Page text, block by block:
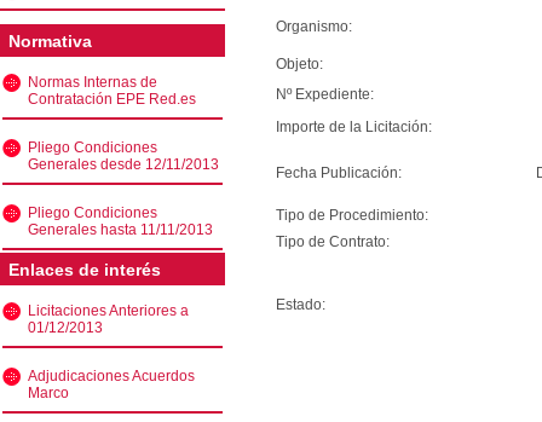
Normativa
Normas Internas de
Contratación EPE Red.es
Pliego Condiciones
Generales desde 12/11/2013
Pliego Condiciones
Generales hasta 11/11/2013
Enlaces de interés
Licitaciones Anteriores a
01/12/2013
Adjudicaciones Acuerdos
Marco
Organismo:
Objeto:
Nº Expediente:
Importe de la Licitación:
Fecha Publicación:
Tipo de Procedimiento:
Tipo de Contrato:
Estado: